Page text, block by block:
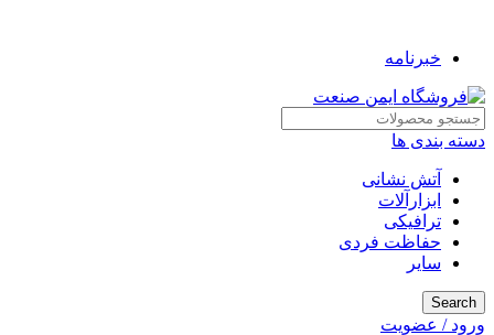
خبرنامه
دسته بندی ها
آتش نشانی
ابزارآلات
ترافیکی
حفاظت فردی
سایر
Search
ورود / عضویت